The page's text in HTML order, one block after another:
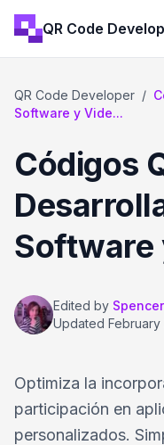
QR Code
QR Code Developer /
Software y Vide...
Códigos
Software
Edited by
Updated February
Optimiza la
participación en
personalizados.